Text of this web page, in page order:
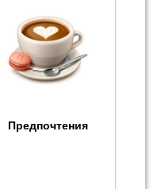
Предпочтения